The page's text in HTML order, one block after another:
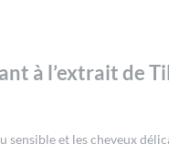
à l’extrait de
sensible et les cheveux